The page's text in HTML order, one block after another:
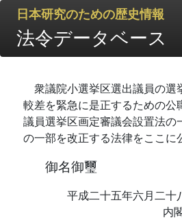
日本研究のための歴史情報
法令データベース
衆議院小選挙区選出議員の選
較差を緊急に是正するための公
議員選挙区画定審議会設置法の
の一部を改正する法律をここに
御名御璽
平成二十五年六月二十
内